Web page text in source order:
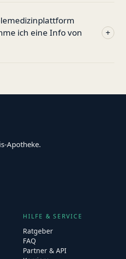
ich eine Info von
+
Apotheke.
HILFE & SERVICE
Ratgeber
FAQ
Partner & API